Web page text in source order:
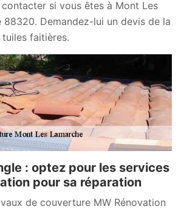
contacter si vous êtes à Mont Les
88320. Demandez-lui un devis de la
faitières.
: optez pour les services
pour sa réparation
de couverture MW Rénovation